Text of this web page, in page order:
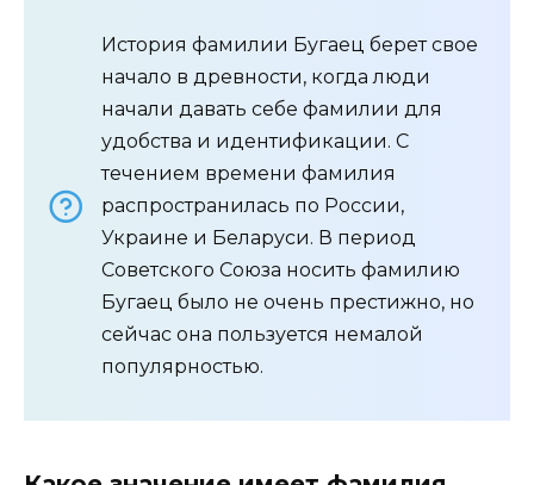
История фамилии Бугаец берет свое
начало в древности, когда люди
начали давать себе фамилии для
удобства и идентификации. С
течением времени фамилия
распространилась по России,
Украине и Беларуси. В период
Советского Союза носить фамилию
Бугаец было не очень престижно, но
сейчас она пользуется немалой
популярностью.